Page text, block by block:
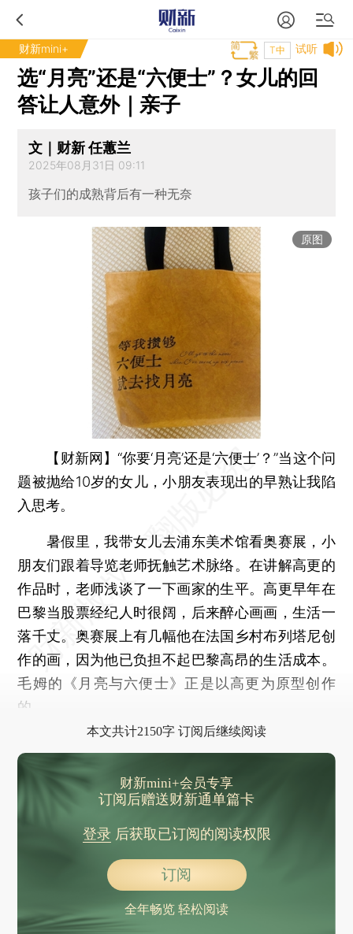
财新mini+ 试听
T中
选“月亮”还是“六便士”？女儿的回
答让人意外｜亲子
文｜财新 任蕙兰
2025年08月31日 09:11
孩子们的成熟背后有一种无奈
原图
【财新网】 “你要‘月亮’还是‘六便士’？”当这个问
题被抛给10岁的女儿，小朋友表现出的早熟让我陷
入思考。
暑假里，我带女儿去浦东美术馆看奥赛展，小
朋友们跟着导览老师抚触艺术脉络。在讲解高更的
作品时，老师浅谈了一下画家的生平。高更早年在
巴黎当股票经纪人时很阔，后来醉心画画，生活一
落千丈。奥赛展上有几幅他在法国乡村布列塔尼创
作的画，因为他已负担不起巴黎高昂的生活成本。
毛姆的《月亮与六便士》正是以高更为原型创作
的。
本文共计2150字 订阅后继续阅读
财新mini+会员专享
订阅后赠送财新通单篇卡
登录后获取已订阅的阅读权限
订阅
全年畅览 轻松阅读